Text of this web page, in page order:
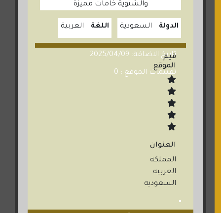
والشتوية خامات مميزة
الدولة السعودية اللغة العربية
تاريخ الاضافة: 2025/04/09
تقييمات الموقع : 0
قيم
الموقع
العنوان
المملكه
العربيه
السعوديه